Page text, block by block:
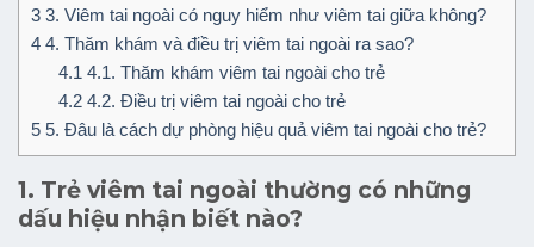
3 3. Viêm tai ngoài có nguy hiểm như viêm tai giữa không?
4 4. Thăm khám và điều trị viêm tai ngoài ra sao?
4.1 4.1. Thăm khám viêm tai ngoài cho trẻ
4.24.2. Điều trị viêm tai ngoài cho trẻ
5 5. Đâu là cách dự phòng hiệu quả viêm tai ngoài cho trẻ?
1. Trẻ viêm tai ngoài thường có những
dấu hiệu nhận biết nào?